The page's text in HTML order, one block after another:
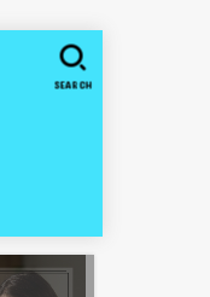
SEARCH